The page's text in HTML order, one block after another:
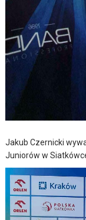
Jakub Czernicki
Juniorów w